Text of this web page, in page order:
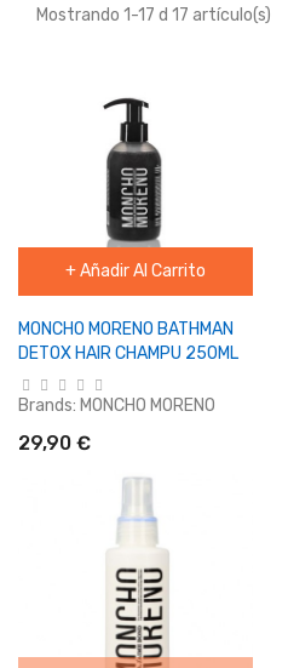
Mostrando 1-17 d 17 artículo(s)
+ Añadir Al Carrito
MONCHO MORENO BATHMAN
DETOX HAIR CHAMPU 250ML
Brands: MONCHO MORENO
29,90 €